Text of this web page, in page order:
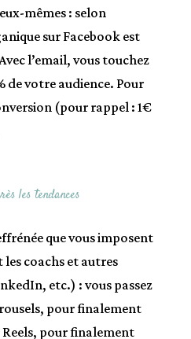
mêmes : selon
sur Facebook est
l’email, vous touchez
votre audience. Pour
(pour rappel : 1€
les tendances
que vous imposent
les coachs et autres
etc.) : vous passez
pour finalement
Reels, pour finalement